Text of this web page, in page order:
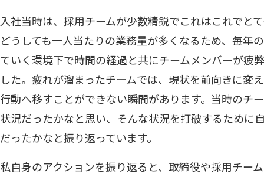
入社当時は、採用チームが少数精鋭でこれはこれでと
どうしても一人当たりの業務量が多くなるため、毎年
ていく環境下で時間の経過と共にチームメンバーが疲
した。疲れが溜まったチームでは、現状を前向きに変
行動へ移すことができない瞬間があります。当時のチ
状況だったかなと思い、そんな状況を打破するために
だったかなと振り返っています。
私自身のアクションを振り返ると、取締役や採用チー